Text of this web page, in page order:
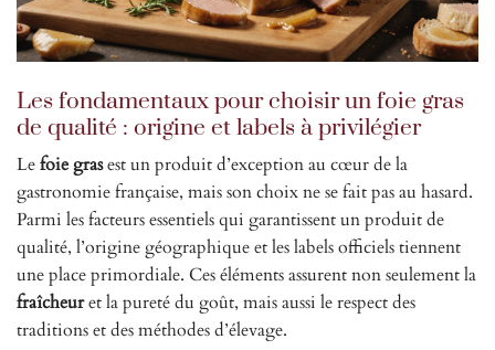
Les fondamentaux pour choisir un foie gras
de qualité : origine et labels à privilégier
Lefoie grasest un produit d’exception au cœur de la
gastronomie française, mais son choix ne se fait pas au hasard.
Parmi les facteurs essentiels qui garantissent un produit de
qualité, l’origine géographique et les labels officiels tiennent
une place primordiale. Ces éléments assurent non seulement la
fraîcheuret la pureté du goût, mais aussi le respect des
traditions et des méthodes d’élevage.